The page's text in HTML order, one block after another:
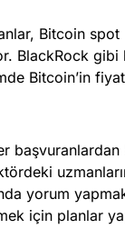
Bitcoin spot
BlackRock gibi
Bitcoin’in
yorum
için planlar